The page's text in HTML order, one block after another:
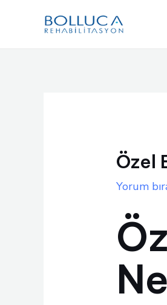
Özel
Yorum